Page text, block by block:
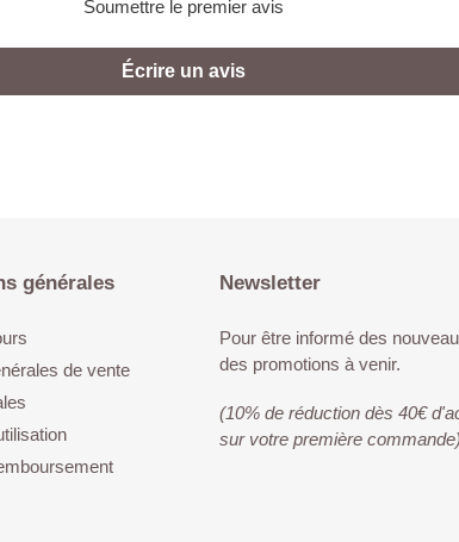
Soumettre le premier avis
Écrire un avis
générales
de vente
Newsletter
Pour être informé des
des promotions à venir.
(10% de réduction dès 40€
sur votre première commande)